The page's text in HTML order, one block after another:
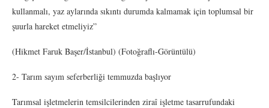
kullanmalı, yaz aylarında sıkıntı durumda kalmamak için toplumsal bir
şuurla hareket etmeliyiz”
(Hikmet Faruk Başer/İstanbul) (Fotoğraflı-Görüntülü)
2- Tarım sayım seferberliği temmuzda başlıyor
Tarımsal işletmelerin temsilcilerinden ziraî işletme tasarrufundaki